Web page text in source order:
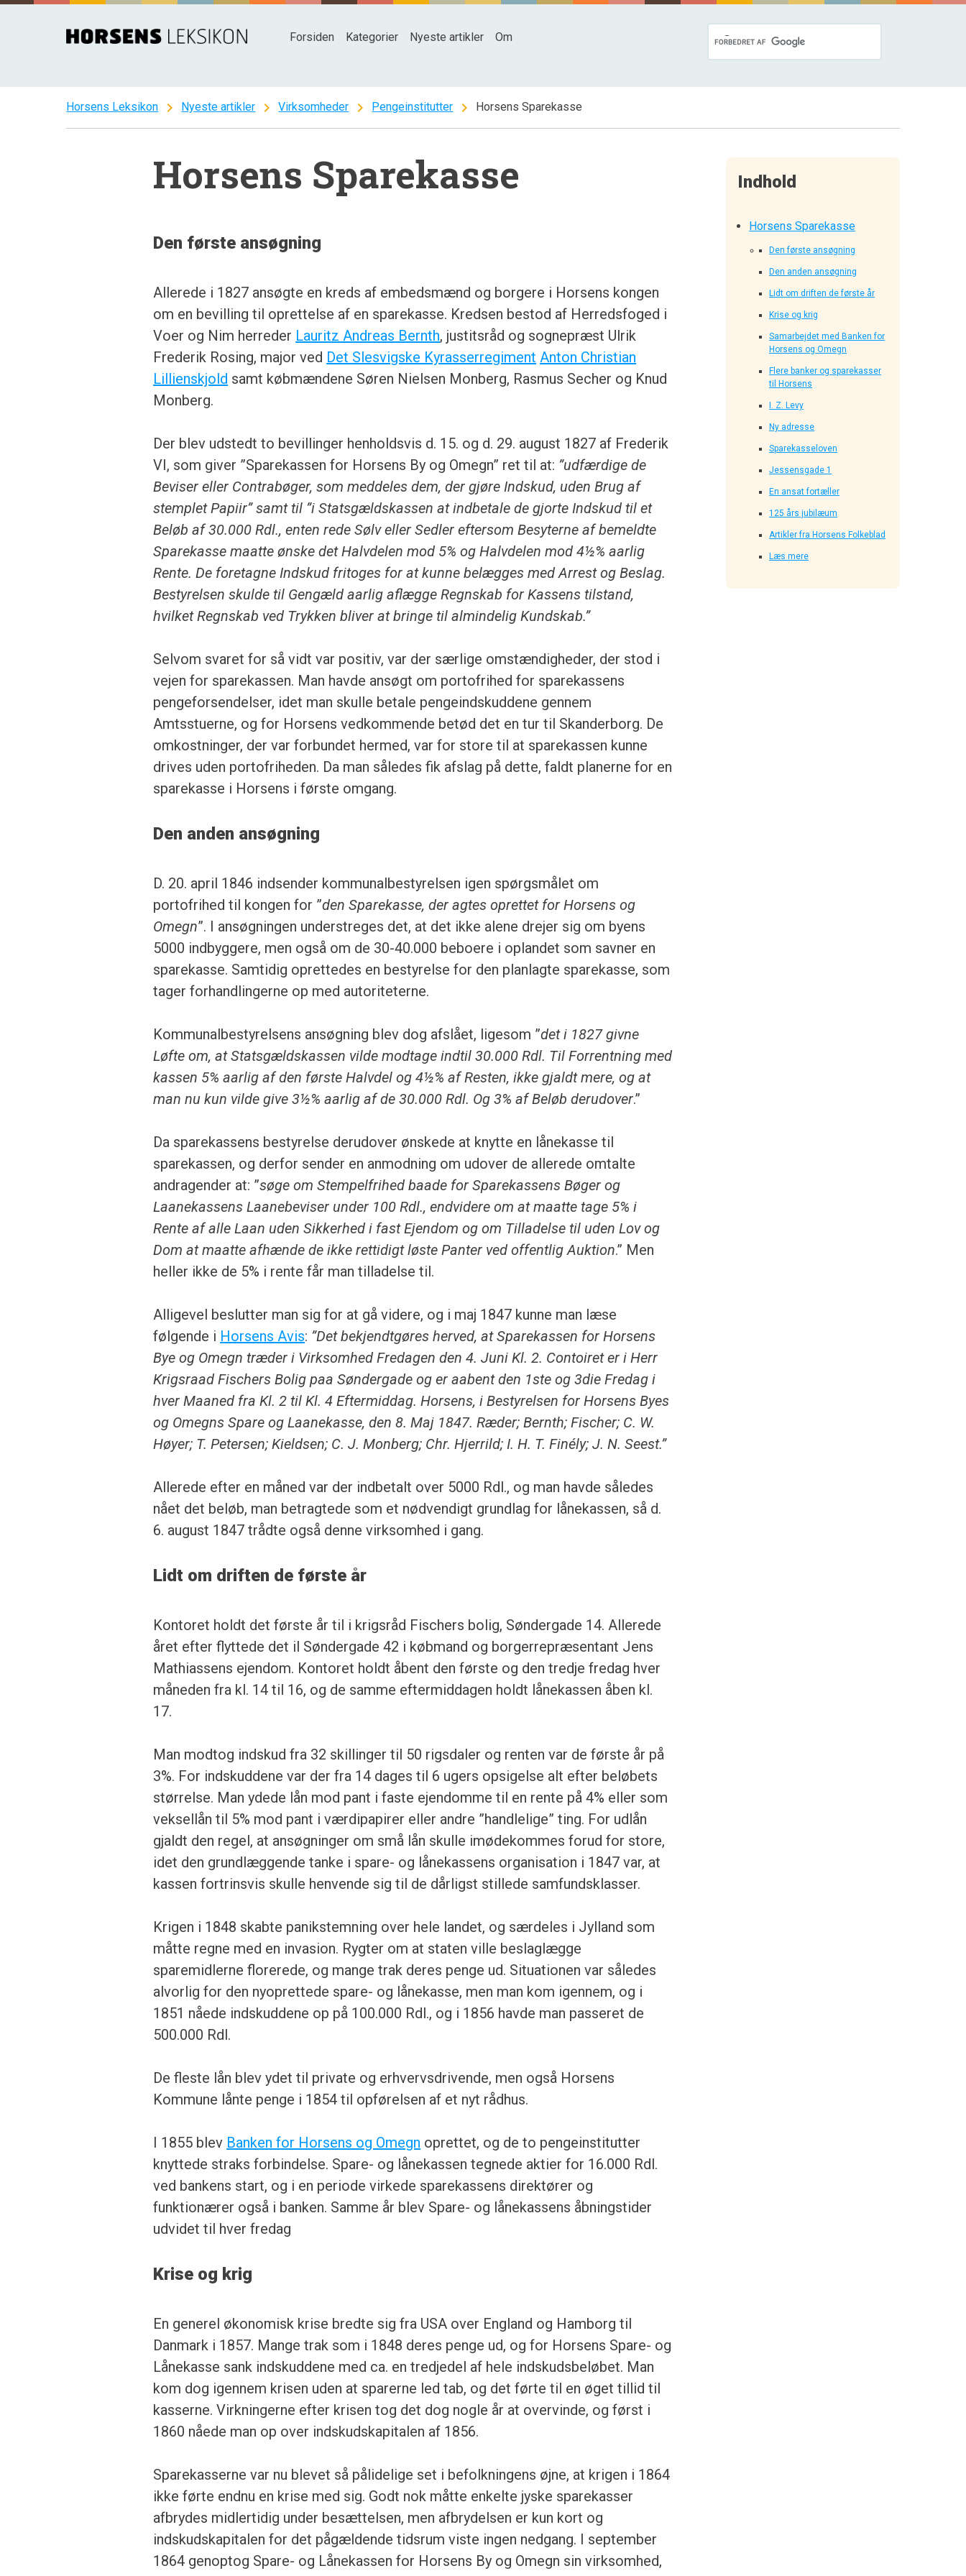
Spring
Forsiden Kategorier Nyeste artikler Om
Horsens Leksikon chevron_right Nyeste artikler chevron_right Virksomheder chevron_right Pengeinstitutter chevron_right Horsens Sparekasse
Indhold
Horsens Sparekasse
Den første ansøgning
Den anden ansøgning
Lidt om driften de første år
Krise og krig
Samarbejdet med Banken for
Horsens og Omegn
Flere banker og sparekasser
til Horsens
I. Z. Levy
Ny adresse
Sparekasseloven
Jessensgade 1
En ansat fortæller
125 års jubilæum
Artikler fra Horsens Folkeblad
Læs mere
Horsens Sparekasse
Den første ansøgning
Allerede i 1827 ansøgte en kreds af embedsmænd og borgere i Horsens kongen
om en bevilling til oprettelse af en sparekasse. Kredsen bestod af Herredsfoged i
Voer og Nim herreder Lauritz Andreas Bernth, justitsråd og sognepræst Ulrik
Frederik Rosing, major ved Det Slesvigske Kyrasserregiment Anton Christian
Lillienskjold samt købmændene Søren Nielsen Monberg, Rasmus Secher og Knud
Monberg.
Der blev udstedt to bevillinger henholdsvis d. 15. og d. 29. august 1827 af Frederik
VI, som giver ”Sparekassen for Horsens By og Omegn” ret til at: ”udfærdige de
Beviser eller Contrabøger, som meddeles dem, der gjøre Indskud, uden Brug af
stemplet Papiir” samt til ”i Statsgældskassen at indbetale de gjorte Indskud til et
Beløb af 30.000 Rdl., enten rede Sølv eller Sedler eftersom Besyterne af bemeldte
Sparekasse maatte ønske det Halvdelen mod 5% og Halvdelen mod 4½% aarlig
Rente. De foretagne Indskud fritoges for at kunne belægges med Arrest og Beslag.
Bestyrelsen skulde til Gengæld aarlig aflægge Regnskab for Kassens tilstand,
hvilket Regnskab ved Trykken bliver at bringe til almindelig Kundskab.”
Selvom svaret for så vidt var positiv, var der særlige omstændigheder, der stod i
vejen for sparekassen. Man havde ansøgt om portofrihed for sparekassens
pengeforsendelser, idet man skulle betale pengeindskuddene gennem
Amtsstuerne, og for Horsens vedkommende betød det en tur til Skanderborg. De
omkostninger, der var forbundet hermed, var for store til at sparekassen kunne
drives uden portofriheden. Da man således fik afslag på dette, faldt planerne for en
sparekasse i Horsens i første omgang.
Den anden ansøgning
D. 20. april 1846 indsender kommunalbestyrelsen igen spørgsmålet om
portofrihed til kongen for ”den Sparekasse, der agtes oprettet for Horsens og
Omegn”. I ansøgningen understreges det, at det ikke alene drejer sig om byens
5000 indbyggere, men også om de 30-40.000 beboere i oplandet som savner en
sparekasse. Samtidig oprettedes en bestyrelse for den planlagte sparekasse, som
tager forhandlingerne op med autoriteterne.
Kommunalbestyrelsens ansøgning blev dog afslået, ligesom ”det i 1827 givne
Løfte om, at Statsgældskassen vilde modtage indtil 30.000 Rdl. Til Forrentning med
kassen 5% aarlig af den første Halvdel og 4½% af Resten, ikke gjaldt mere, og at
man nu kun vilde give 3½% aarlig af de 30.000 Rdl. Og 3% af Beløb derudover.”
Da sparekassens bestyrelse derudover ønskede at knytte en lånekasse til
sparekassen, og derfor sender en anmodning om udover de allerede omtalte
andragender at: ”søge om Stempelfrihed baade for Sparekassens Bøger og
Laanekassens Laanebeviser under 100 Rdl., endvidere om at maatte tage 5% i
Rente af alle Laan uden Sikkerhed i fast Ejendom og om Tilladelse til uden Lov og
Dom at maatte afhænde de ikke rettidigt løste Panter ved offentlig Auktion.” Men
heller ikke de 5% i rente får man tilladelse til.
Alligevel beslutter man sig for at gå videre, og i maj 1847 kunne man læse
følgende i Horsens Avis: ”Det bekjendtgøres herved, at Sparekassen for Horsens
Bye og Omegn træder i Virksomhed Fredagen den 4. Juni Kl. 2. Contoiret er i Herr
Krigsraad Fischers Bolig paa Søndergade og er aabent den 1ste og 3die Fredag i
hver Maaned fra Kl. 2 til Kl. 4 Eftermiddag. Horsens, i Bestyrelsen for Horsens Byes
og Omegns Spare og Laanekasse, den 8. Maj 1847. Ræder; Bernth; Fischer; C. W.
Høyer; T. Petersen; Kieldsen; C. J. Monberg; Chr. Hjerrild; I. H. T. Finély; J. N. Seest.”
Allerede efter en måned var der indbetalt over 5000 Rdl., og man havde således
nået det beløb, man betragtede som et nødvendigt grundlag for lånekassen, så d.
6. august 1847 trådte også denne virksomhed i gang.
Lidt om driften de første år
Kontoret holdt det første år til i krigsråd Fischers bolig, Søndergade 14. Allerede
året efter flyttede det il Søndergade 42 i købmand og borgerrepræsentant Jens
Mathiassens ejendom. Kontoret holdt åbent den første og den tredje fredag hver
måneden fra kl. 14 til 16, og de samme eftermiddagen holdt lånekassen åben kl.
17.
Man modtog indskud fra 32 skillinger til 50 rigsdaler og renten var de første år på
3%. For indskuddene var der fra 14 dages til 6 ugers opsigelse alt efter beløbets
størrelse. Man ydede lån mod pant i faste ejendomme til en rente på 4% eller som
veksellån til 5% mod pant i værdipapirer eller andre ”handlelige” ting. For udlån
gjaldt den regel, at ansøgninger om små lån skulle imødekommes forud for store,
idet den grundlæggende tanke i spare- og lånekassens organisation i 1847 var, at
kassen fortrinsvis skulle henvende sig til de dårligst stillede samfundsklasser.
Krigen i 1848 skabte panikstemning over hele landet, og særdeles i Jylland som
måtte regne med en invasion. Rygter om at staten ville beslaglægge
sparemidlerne florerede, og mange trak deres penge ud. Situationen var således
alvorlig for den nyoprettede spare- og lånekasse, men man kom igennem, og i
1851 nåede indskuddene op på 100.000 Rdl., og i 1856 havde man passeret de
500.000 Rdl.
De fleste lån blev ydet til private og erhvervsdrivende, men også Horsens
Kommune lånte penge i 1854 til opførelsen af et nyt rådhus.
I 1855 blev Banken for Horsens og Omegn oprettet, og de to pengeinstitutter
knyttede straks forbindelse. Spare- og lånekassen tegnede aktier for 16.000 Rdl.
ved bankens start, og i en periode virkede sparekassens direktører og
funktionærer også i banken. Samme år blev Spare- og lånekassens åbningstider
udvidet til hver fredag
Krise og krig
En generel økonomisk krise bredte sig fra USA over England og Hamborg til
Danmark i 1857. Mange trak som i 1848 deres penge ud, og for Horsens Spare- og
Lånekasse sank indskuddene med ca. en tredjedel af hele indskudsbeløbet. Man
kom dog igennem krisen uden at sparerne led tab, og det førte til en øget tillid til
kasserne. Virkningerne efter krisen tog det dog nogle år at overvinde, og først i
1860 nåede man op over indskudskapitalen af 1856.
Sparekasserne var nu blevet så pålidelige set i befolkningens øjne, at krigen i 1864
ikke førte endnu en krise med sig. Godt nok måtte enkelte jyske sparekasser
afbrydes midlertidig under besættelsen, men afbrydelsen er kun kort og
indskudskapitalen for det pågældende tidsrum viste ingen nedgang. I september
1864 genoptog Spare- og Lånekassen for Horsens By og Omegn sin virksomhed,